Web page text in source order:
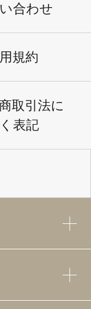
合わせ
規約
取引法に
表記